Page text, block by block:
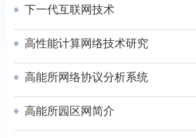
下一代互联网技术
高性能计算网络技术研究
高能所网络协议分析系统
高能所园区网简介